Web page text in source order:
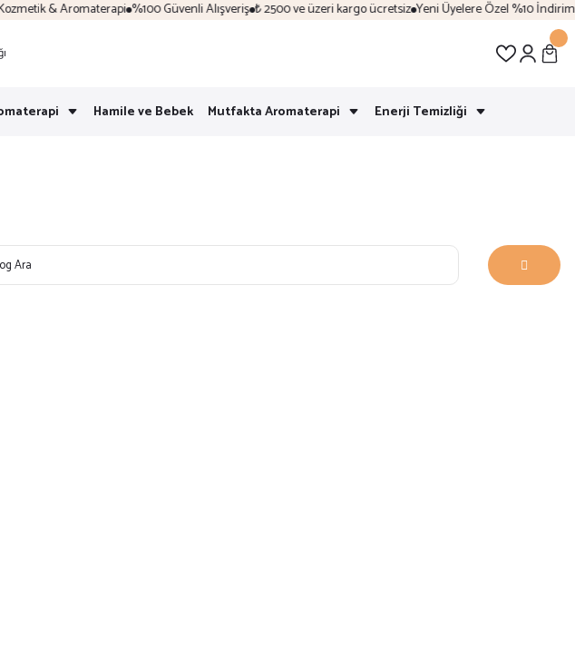
& Aromaterapi %100 Güvenli Alışveriş ₺ 2500 ve üzeri kargo ücretsiz Yeni Üyelere Özel %10 İndirim |
Hamile ve Bebek Mutfakta Aromaterapi Enerji Temizliği